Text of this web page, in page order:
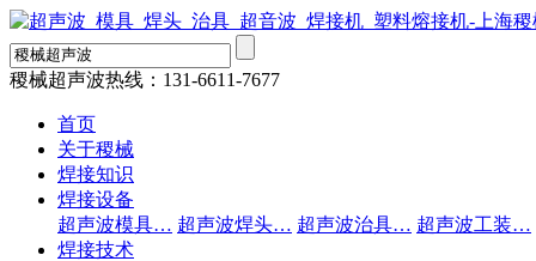
稷械超声波热线： 131-6611-7677
首页
关于稷械
焊接知识
焊接设备
超声波模具… 超声波焊头… 超声波治具… 超声波工装…
焊接技术